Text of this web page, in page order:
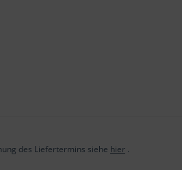
des Liefertermins siehe hier .